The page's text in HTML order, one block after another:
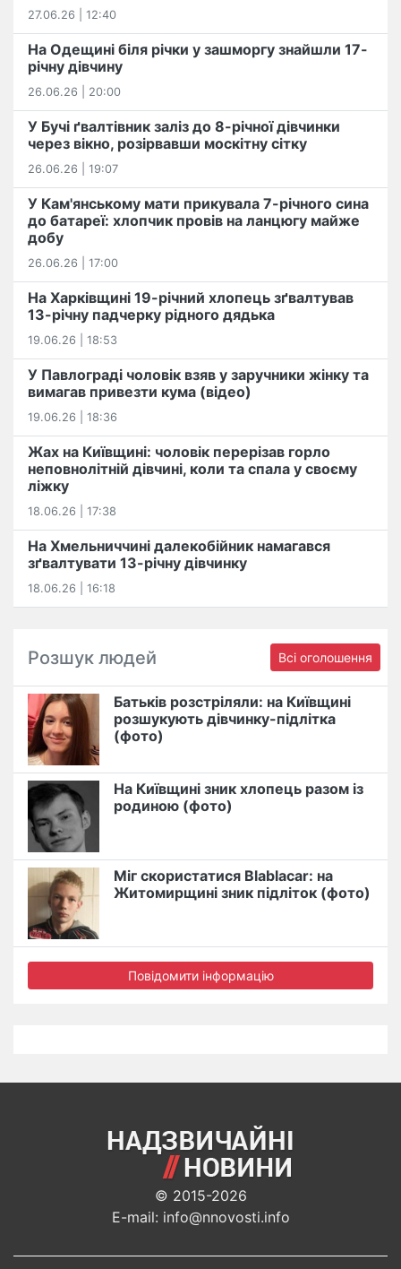
27.06.26 | 12:40
На Одещині біля річки у зашморгу знайшли 17-
річну дівчину
26.06.26 | 20:00
У Бучі ґвалтівник заліз до 8-річної дівчинки
через вікно, розірвавши москітну сітку
26.06.26 | 19:07
У Кам'янському мати прикувала 7-річного сина
до батареї: хлопчик провів на ланцюгу майже
добу
26.06.26 | 17:00
На Харківщині 19-річний хлопець​ ️зґвалтував
13-річну падчерку рідного дядька
19.06.26 | 18:53
У Павлограді чоловік взяв у заручники жінку та
вимагав привезти кума (відео)
19.06.26 | 18:36
Жах на Київщині: чоловік перерізав горло
неповнолітній дівчині, коли та спала у своєму
ліжку
18.06.26 | 17:38
На Хмельниччині далекобійник намагався
зґвалтувати 13-річну дівчинку
18.06.26 | 16:18
Розшук людей Всі оголошення
Батьків розстріляли: на Київщині
розшукують дівчинку-підлітка
(фото)
На Київщині зник хлопець разом із
родиною (фото)
Міг скористатися Blablacar: на
Житомирщині зник підліток (фото)
Повідомити інформацію
© 2015-2026
E-mail: info@nnovosti.info